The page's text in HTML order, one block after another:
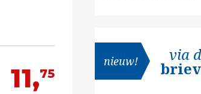
11,75
nieuw! via